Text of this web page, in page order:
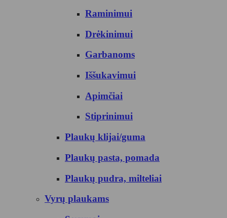
Raminimui
Drėkinimui
Garbanoms
Iššukavimui
Apimčiai
Stiprinimui
Plaukų klijai/guma
Plaukų pasta, pomada
Plaukų pudra, milteliai
Vyrų plaukams